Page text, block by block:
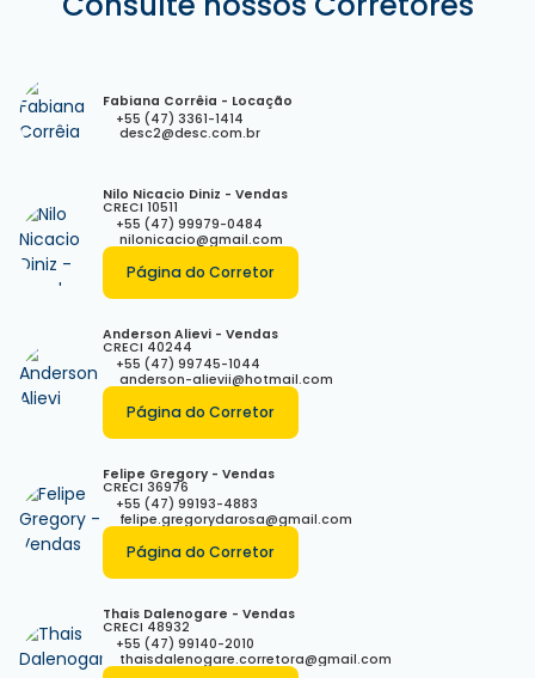
Fabiana Corrêia - Locação
+55 (47) 3361-1414
desc2@desc.com.br
Nilo Nicacio Diniz - Vendas
CRECI 10511
+55 (47) 99979-0484
nilonicacio@gmail.com
Página do Corretor
Anderson Alievi - Vendas
CRECI 40244
+55 (47) 99745-1044
anderson-alievii@hotmail.com
Página do Corretor
Felipe Gregory - Vendas
CRECI 36976
+55 (47) 99193-4883
felipe.gregorydarosa@gmail.com
Página do Corretor
Thais Dalenogare - Vendas
CRECI 48932
+55 (47) 99140-2010
thaisdalenogare.corretora@gmail.com